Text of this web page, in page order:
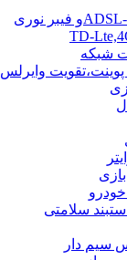
شبکه
وایرلس
سلامتی
سیم دار